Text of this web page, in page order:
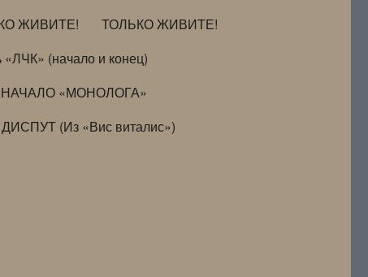
ЖИВИТЕ!
ТОЛЬКО ЖИВИТЕ!
«ЛЧК» (начало и конец)
НАЧАЛО «МОНОЛОГА»
ДИСПУТ (Из «Вис виталис»)